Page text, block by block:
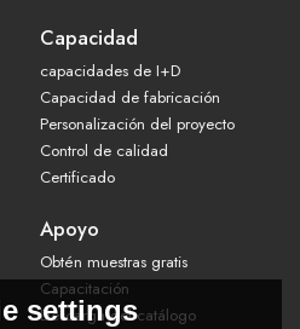
Capacidad
capacidades de I+D
Capacidad de fabricación
Personalización del proyecto
Control de calidad
Certificado
Apoyo
Obtén muestras gratis
Capacitación
Descarga del catálogo
settings